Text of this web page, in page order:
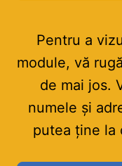
Pentru a
module, vă
de mai jos.
numele și
putea ține la